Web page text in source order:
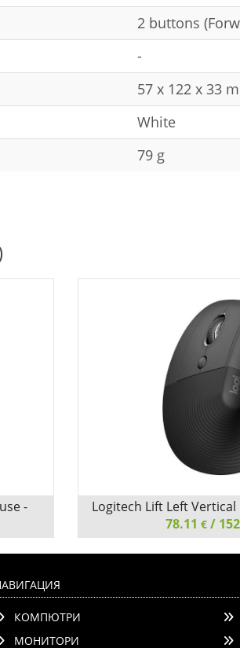
2 buttons
-
57 x 122 x 33
White
79 g
-
Logitech Lift Left
GRAPHITE /
78.11 €/
КОМПЮТРИ
МОНИТОРИ